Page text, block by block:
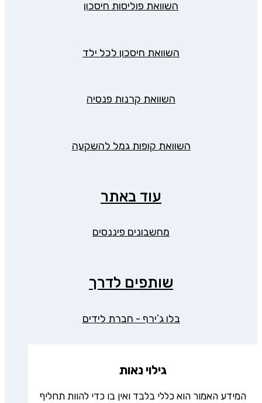
השוואת פוליסות חיסכון
השוואת חיסכון לכל ילד
השוואת קרנות פנסיה
השוואת קופות גמל להשקעה
עוד באתר
מחשבונים פיננסים
שותפים לדרך
בלו ג’ירף - חברת לידים
גילוי נאות
המידע האמור הוא כללי בלבד ואין בו כדי להוות תחליף